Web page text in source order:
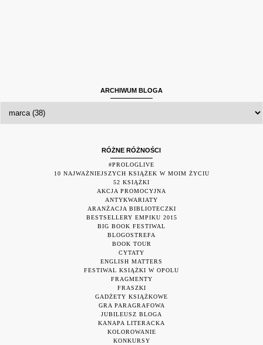
ARCHIWUM BLOGA
RÓŻNE RÓŻNOŚCI
#PROLOGLIVE
10 NAJWAŻNIEJSZYCH KSIĄŻEK W MOIM ŻYCIU
52 KSIĄŻKI
AKCJA PROMOCYJNA
ANTYKWARIATY
ARANŻACJA BIBLIOTECZKI
BESTSELLERY EMPIKU 2015
BIG BOOK FESTIWAL
BLOGOSTREFA
BOOK TOUR
CYTATY
ENGLISH MATTERS
FESTIWAL KSIĄŻKI W OPOLU
FRAGMENTY
FRASZKI
GADŻETY KSIĄŻKOWE
GRA PARAGRAFOWA
JUBILEUSZ BLOGA
KANAPA LITERACKA
KOLOROWANIE
KONKURSY